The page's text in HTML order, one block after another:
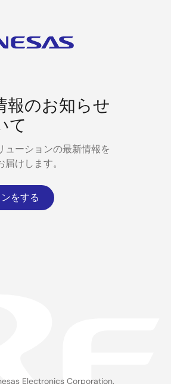
報のお知らせ
て
ューションの最新情報を
届けします。
をする
Electronics Corporation.